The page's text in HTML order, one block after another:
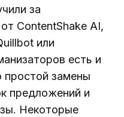
за
ContentShake AI,
или
есть и
простой замены
предложений и
Некоторые